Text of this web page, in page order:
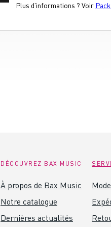
Plus d'informations ? Voir
DÉCOUVREZ BAX MUSIC
À propos de Bax Music
Notre catalogue
Dernières actualités